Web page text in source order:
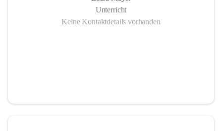
Unterricht
Keine Kontaktdetails vorhanden